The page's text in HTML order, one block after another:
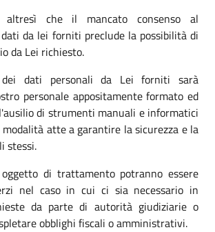
altresì che il mancato consenso al
da lei forniti preclude la possibilità di
da Lei richiesto.
dati personali da Lei forniti sarà
personale appositamente formato ed
di strumenti manuali e informatici
atte a garantire la sicurezza e la
stessi.
di trattamento potranno essere
nel caso in cui ci sia necessario in
da parte di autorità giudiziarie o
obblighi fiscali o amministrativi.